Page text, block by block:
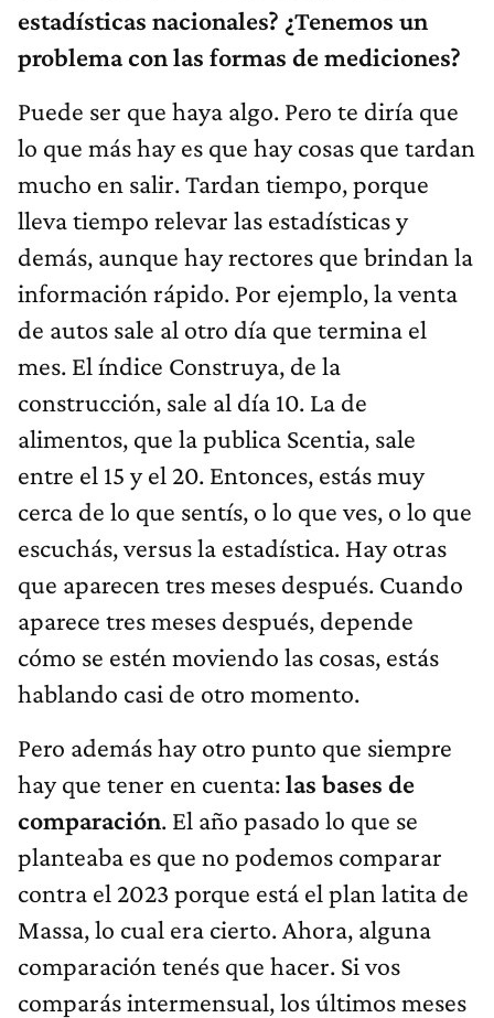
estadísticas nacionales? ¿Tenemos un
problema con las formas de mediciones?
Puede ser que haya algo. Pero te diría que
lo que más hay es que hay cosas que tardan
mucho en salir. Tardan tiempo, porque
lleva tiempo relevar las estadísticas y
demás, aunque hay rectores que brindan la
información rápido. Por ejemplo, la venta
de autos sale al otro día que termina el
mes. El índice Construya, de la
construcción, sale al día 10. La de
alimentos, que la publica Scentia, sale
entre el 15 y el 20. Entonces, estás muy
cerca de lo que sentís, o lo que ves, o lo que
escuchás, versus la estadística. Hay otras
que aparecen tres meses después. Cuando
aparece tres meses después, depende
cómo se estén moviendo las cosas, estás
hablando casi de otro momento.
Pero además hay otro punto que siempre
hay que tener en cuenta:las bases de
comparación. El año pasado lo que se
planteaba es que no podemos comparar
contra el 2023 porque está el plan latita de
Massa, lo cual era cierto. Ahora, alguna
comparación tenés que hacer. Si vos
comparás intermensual, los últimos meses